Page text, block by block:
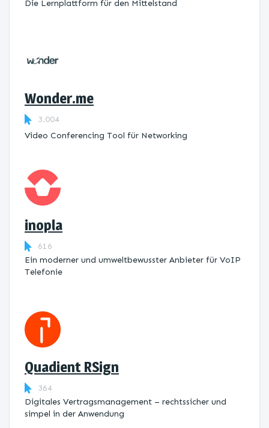
Die Lernplattform ​für den Mittelstand
Wonder.me
3.004
Video Conferencing Tool für Networking
inopla
616
Ein moderner und umweltbewusster Anbieter für VoIP
Telefonie
Quadient RSign
364
Digitales Vertragsmanagement – rechtssicher und
simpel in der Anwendung